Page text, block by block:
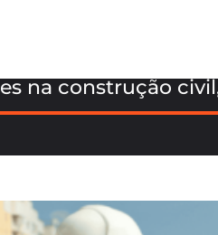
na construção